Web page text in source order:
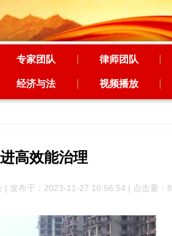
专家团队 律师团队
经济与法 视频播放
高效能治理
| 发布于：2023-11-27 10:56:54 | 点击量：8